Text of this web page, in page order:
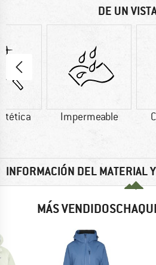
DE UN
Impermeable
INFORMACIÓN DEL MATERIAL
MÁS